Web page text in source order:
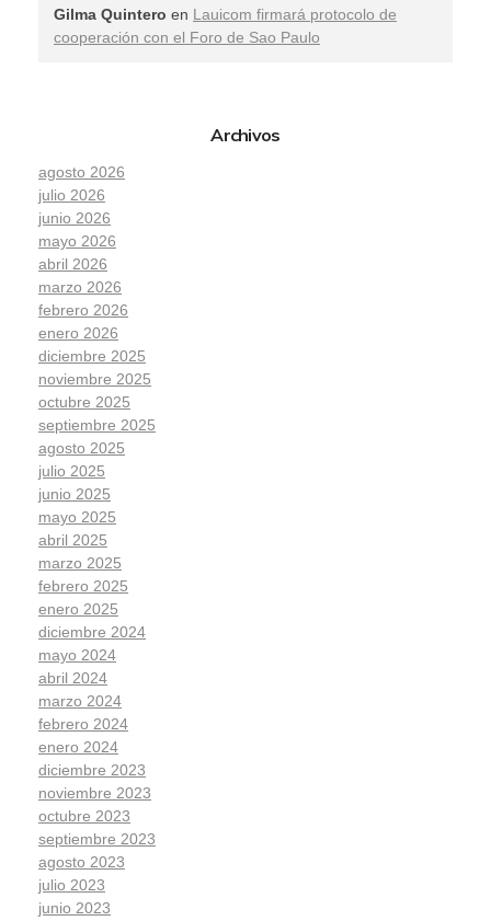
Gilma Quintero en Lauicom firmará protocolo de
cooperación con el Foro de Sao Paulo
Archivos
agosto 2026
julio 2026
junio 2026
mayo 2026
abril 2026
marzo 2026
febrero 2026
enero 2026
diciembre 2025
noviembre 2025
octubre 2025
septiembre 2025
agosto 2025
julio 2025
junio 2025
mayo 2025
abril 2025
marzo 2025
febrero 2025
enero 2025
diciembre 2024
mayo 2024
abril 2024
marzo 2024
febrero 2024
enero 2024
diciembre 2023
noviembre 2023
octubre 2023
septiembre 2023
agosto 2023
julio 2023
junio 2023